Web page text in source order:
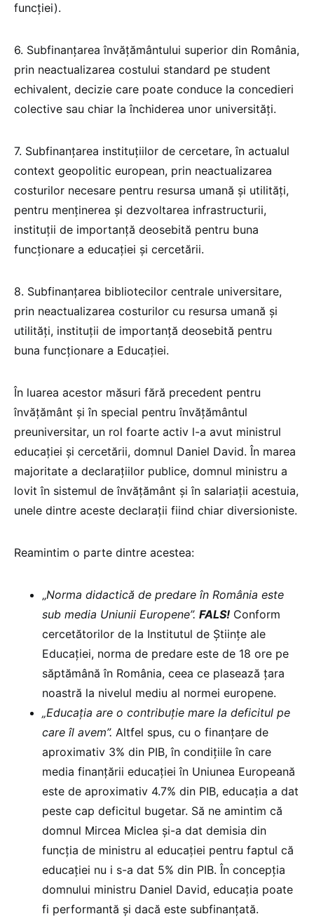
funcției).
6. Subfinanțarea învățământului superior din România,
prin neactualizarea costului standard pe student
echivalent, decizie care poate conduce la concedieri
colective sau chiar la închiderea unor universități.
7. Subfinanțarea instituțiilor de cercetare, în actualul
context geopolitic european, prin neactualizarea
costurilor necesare pentru resursa umană și utilități,
pentru menținerea și dezvoltarea infrastructurii,
instituții de importanță deosebită pentru buna
funcționare a educației și cercetării.
8. Subfinanțarea bibliotecilor centrale universitare,
prin neactualizarea costurilor cu resursa umană și
utilități, instituții de importanță deosebită pentru
buna funcționare a Educației.
În luarea acestor măsuri fără precedent pentru
învățământ și în special pentru învățământul
preuniversitar, un rol foarte activ l-a avut ministrul
educației și cercetării, domnul Daniel David. În marea
majoritate a declarațiilor publice, domnul ministru a
lovit în sistemul de învățământ și în salariații acestuia,
unele dintre aceste declarații fiind chiar diversioniste.
Reamintim o parte dintre acestea:
„Norma didactică de predare în România este
sub media Uniunii Europene”. FALS! Conform
cercetătorilor de la Institutul de Științe ale
Educației, norma de predare este de 18 ore pe
săptămână în România, ceea ce plasează țara
noastră la nivelul mediu al normei europene.
„Educația are o contribuție mare la deficitul pe
care îl avem”. Altfel spus, cu o finanțare de
aproximativ 3% din PIB, în condițiile în care
media finanțării educației în Uniunea Europeană
este de aproximativ 4.7% din PIB, educația a dat
peste cap deficitul bugetar. Să ne amintim că
domnul Mircea Miclea și-a dat demisia din
funcția de ministru al educației pentru faptul că
educației nu i s-a dat 5% din PIB. În concepția
domnului ministru Daniel David, educația poate
fi performantă și dacă este subfinanțată.